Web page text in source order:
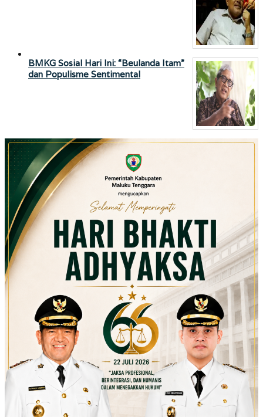
BMKG Sosial Hari Ini: “Beulanda Itam”
dan Populisme Sentimental